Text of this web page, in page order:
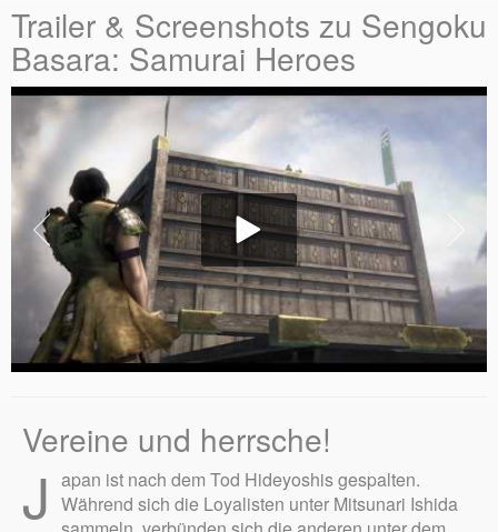
Trailer & Screenshots zu Sengoku
Basara: Samurai Heroes
Vereine und herrsche!
J apan ist nach dem Tod Hideyoshis gespalten.
Während sich die Loyalisten unter Mitsunari Ishida